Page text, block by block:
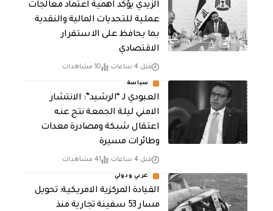
الزيدي يؤكد اهمية اعتماد معالجات
عملية للتحديات المالية والنقدية
بما يحافظ على الاستقرار
الاقتصادي
قبل 4 ساعات 10 مشاهدات
سياسة
العبودي لـ “الرشيد”: الانتشار
الامني ليلة الجمعة نتج عنه
اعتقال شبكة ومصادرة معدات
وطائرات مسيرة
قبل 4 ساعات 41 مشاهدات
عربي ودولي
القيادة المركزية الامريكية: تحويل
مسار 53 سفينة تجارية منذ